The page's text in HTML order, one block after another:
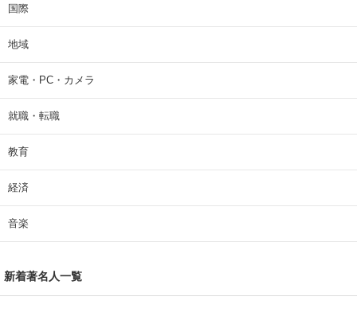
国際
地域
家電・PC・カメラ
就職・転職
教育
経済
音楽
新着著名人一覧